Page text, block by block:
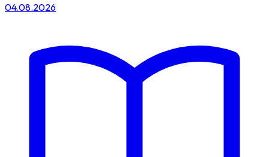
04.08.2026